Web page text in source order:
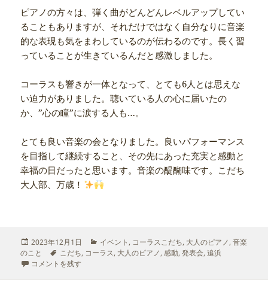
ピアノの方々は、弾く曲がどんどんレベルアップしてい
ることもありますが、それだけではなく自分なりに音楽
的な表現も気をまわしているのが伝わるのです。長く習
っていることが生きているんだと感激しました。
コーラスも響きが一体となって、とても6人とは思えな
い迫力がありました。聴いている人の心に届いたの
か、”心の瞳”に涙する人も…。
とても良い音楽の会となりました。良いパフォーマンス
を目指して継続すること、その先にあった充実と感動と
幸福の日だったと思います。音楽の醍醐味です。こだち
大人部、万歳！
投
稿
日:
2023年12月1日
カ
テ
イベント , コーラスこだち, 大人のピアノ,音楽
のこと
タ
グ
こだち, コーラス, 大人のピアノ,感動,発表会,追浜
大人の会 に
コメントを残す